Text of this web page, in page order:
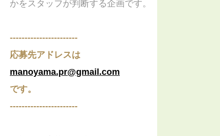
かをスタッフが判断する企画です。
-----------------------
応募先アドレスは
manoyama.pr@gmail.com
です。
-----------------------